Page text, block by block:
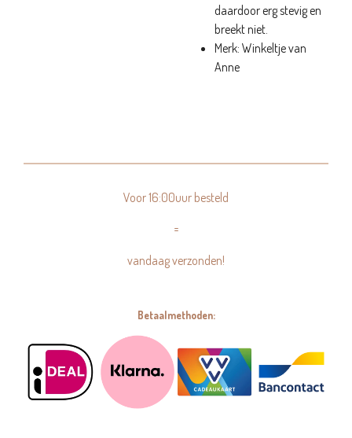
daardoor erg stevig en
breekt niet.
Merk: Winkeltje van
Anne
Voor 16:00uur besteld
=
vandaag verzonden!
Betaalmethoden: